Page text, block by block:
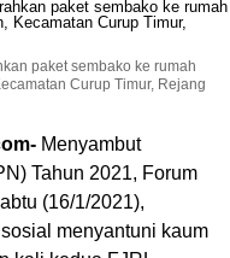
paket sembako ke rumah
Curup Timur, Rejang
Menyambut
Tahun 2021, Forum
(16/1/2021),
menyantuni kaum